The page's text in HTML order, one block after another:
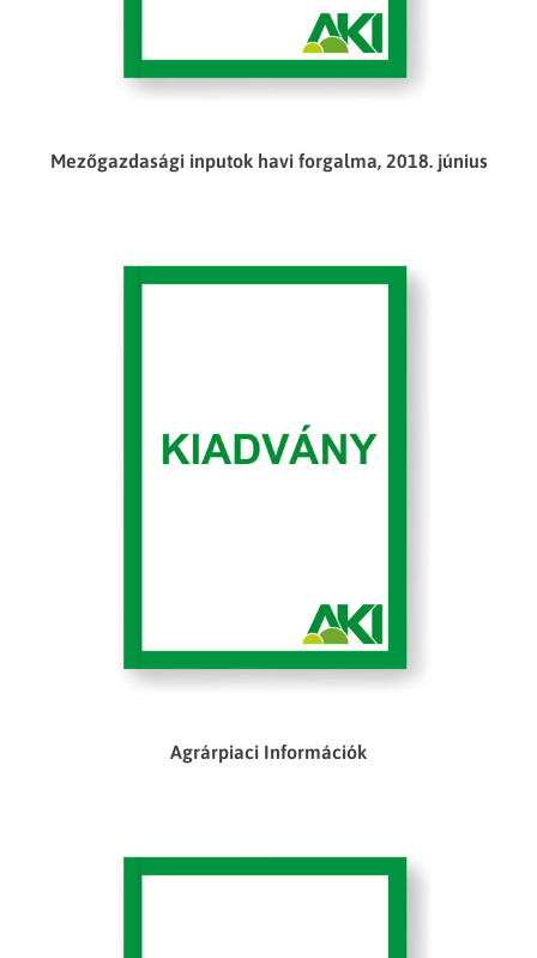
Mezőgazdasági inputok havi forgalma, 2018. június
Agrárpiaci Információk